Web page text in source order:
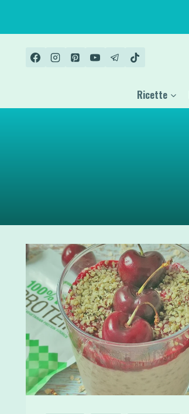
contenuto
Ricette